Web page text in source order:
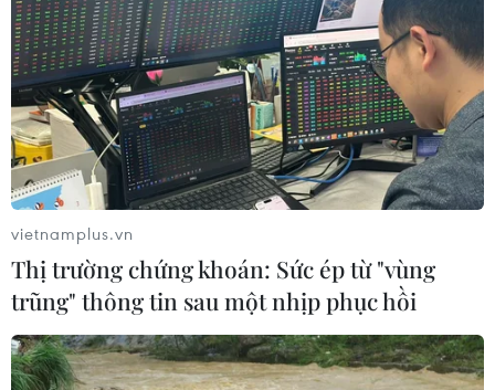
vietnamplus.vn
Thị trường chứng khoán: Sức ép từ "vùng
trũng" thông tin sau một nhịp phục hồi